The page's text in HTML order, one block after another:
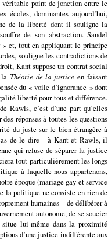
véritable point de jonction entre le
écoles, dominantes aujourd’hui,
de la liberté dont il souligne la
de son abstraction. Sandel
et, tout en appliquant le principe
souligne les contradictions de
Kant suppose un contrat social
Théorie de la justice en faisant
du « voile d’ignorance »dont
liberté pour tous et différence.
Rawls, c’est d’une part qu’elles
réponses à toutes les questions
du juste sur le bien étrangère à
de le dire – à Kant et Rawls, il
qui refuse de séparer la justice
tout particulièrement les longs
à laquelle nous appartenons,
époque (mariage gay et service
politique ne consiste en rien de
humaines – de délibérer à
autonome, de se soucier
lui-même dans la proximité
d’une justice indifférente aux